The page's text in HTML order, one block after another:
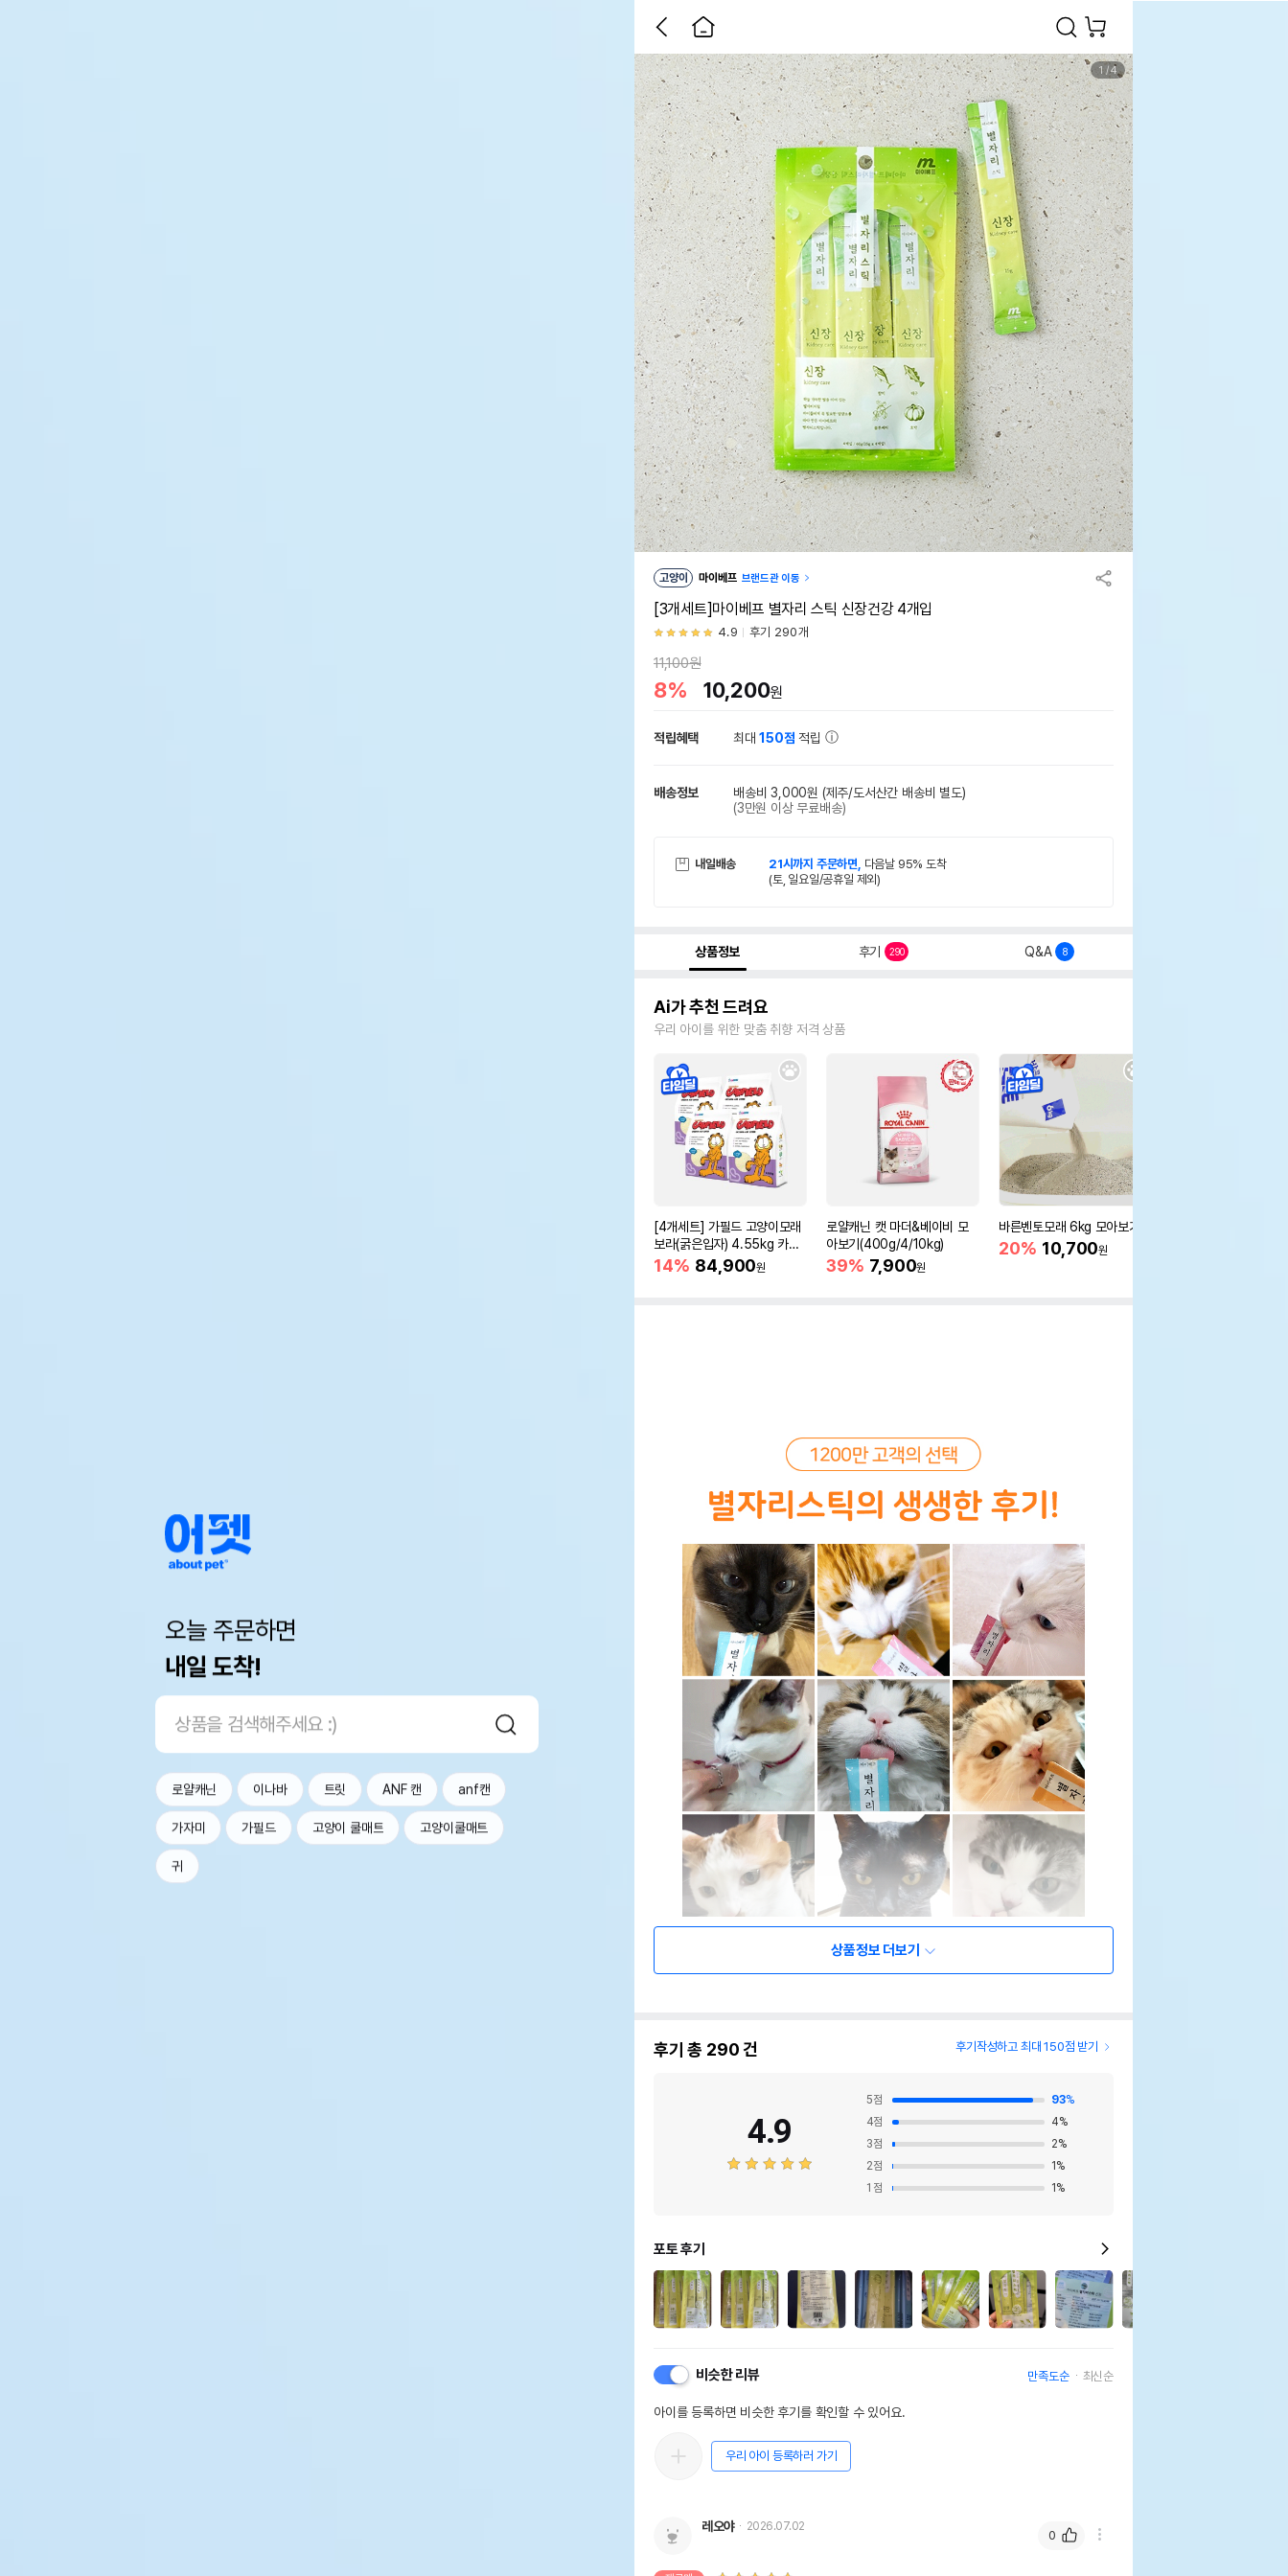
오늘 주문하면
내일 도착!
로얄캐닌 이나바 트릿 ANF 캔 anf캔
가자미 가필드 고양이 쿨매트 고양이쿨매트
귀
1 /4
고양이 마이베프 브랜드관 이동
[3개세트]마이베프 별자리 스틱 신장건강 4개입
4.9 후기 290개
11,100원
8% 10,200원
적립혜택 최대150점 적립
배송정보 배송비 3,000원 (제주/도서산간 배송비 별도)
(3만원 이상 무료배송)
내일배송 21시까지 주문하면, 다음날 95% 도착
(토, 일요일/공휴일 제외)
상품정보 후기 290 Q&A 8
Ai가 추천 드려요
우리 아이를 위한 맞춤 취향 저격 상품
[4개세트] 가필드 고양이모래
보라(굵은입자) 4.55kg 카사
바모래
14% 84,900원
로얄캐닌 캣 마더&베이비 모
아보기(400g/4/10kg)
39% 7,900원
바른벤토모래 6kg 모아보기
20% 10,700원
상품정보 더보기
후기 총 290건 후기작성하고 최대 150점 받기
4.9
5점 93%
4점 4%
3점 2%
2점 1 %
1 점 1 %
포토 후기
비슷한 리뷰 만족도순 최신순
아이를 등록하면 비슷한 후기를 확인할 수 있어요.
우리 아이 등록하러 가기
레오야 2026.07.02
0